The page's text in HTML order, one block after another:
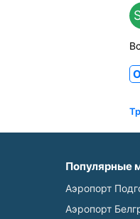
Популярные
Аэропорт
Аэропорт